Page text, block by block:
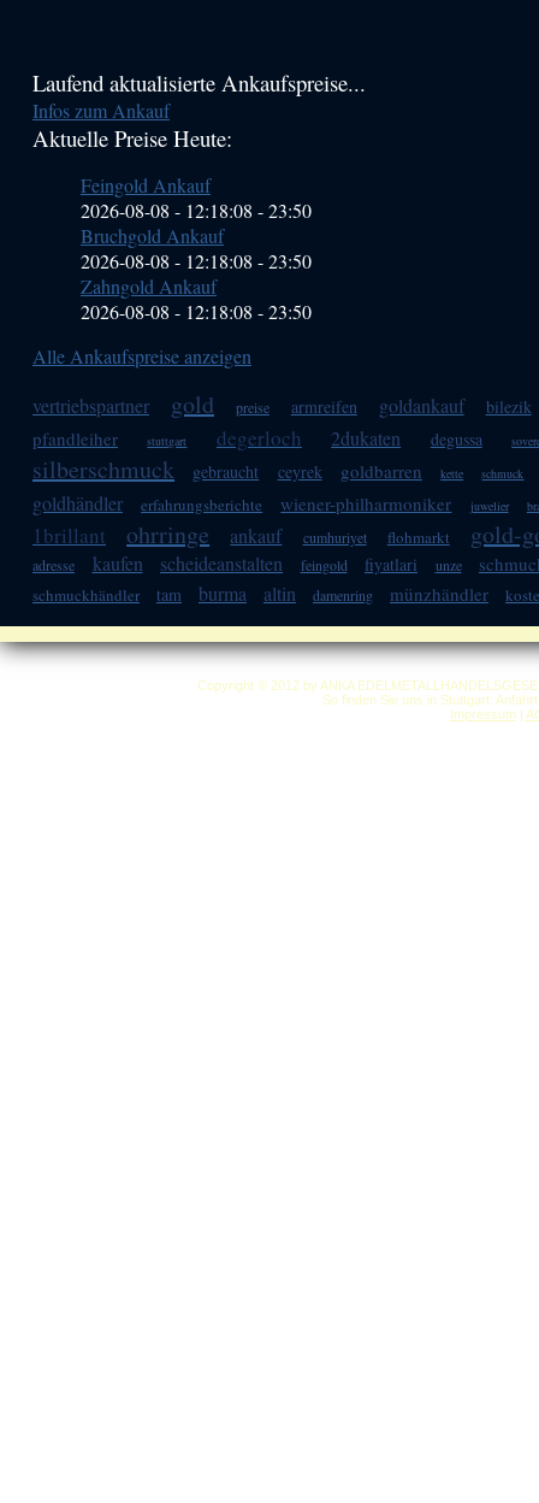
Haupt-
Sidebar
Laufend aktualisierte Ankaufspreise...
Infos zum Ankauf
Aktuelle Preise Heute:
Feingold Ankauf
2026-08-08 - 12:18:08 -23:50
Bruchgold Ankauf
2026-08-08 - 12:18:08 -23:50
Zahngold Ankauf
2026-08-08 - 12:18:08 -23:50
Alle Ankaufspreise anzeigen
vertriebspartner
gold preise armreifen goldankauf bilezik
pfandleiher stuttgart degerloch 2dukaten degussa
silberschmuck gebraucht ceyrek goldbarren kette schmuck
goldhändler erfahrungsberichte wiener-philharmoniker juwelier
1brillant ohrringe ankauf cumhuriyet flohmarkt gold-
adresse kaufen scheideanstalten feingold fiyatlari unze
schmuckhändler tam burma altin damenring münzhändler
Copyright © 2012 by ANKA
So finden Sie uns in Stuttgart:
Impressum|